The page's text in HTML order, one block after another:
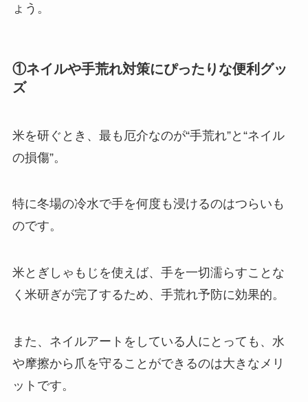
ょう。
①ネイルや手荒れ対策にぴったりな便利グッ
ズ
米を研ぐとき、最も厄介なのが“手荒れ”と“ネイル
の損傷”。
特に冬場の冷水で手を何度も浸けるのはつらいも
のです。
米とぎしゃもじを使えば、手を一切濡らすことな
く米研ぎが完了するため、手荒れ予防に効果的。
また、ネイルアートをしている人にとっても、水
や摩擦から爪を守ることができるのは大きなメリ
ットです。